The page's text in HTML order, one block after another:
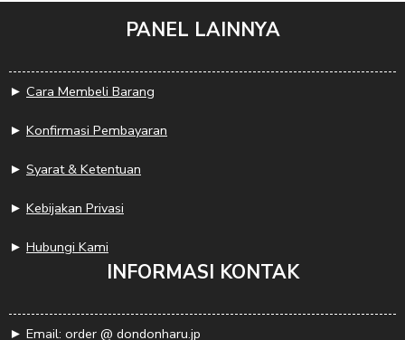
PANEL LAINNYA
► Cara Membeli Barang
► Konfirmasi Pembayaran
► Syarat & Ketentuan
► Kebijakan Privasi
► Hubungi Kami
INFORMASI KONTAK
► Email: order @ dondonharu.jp